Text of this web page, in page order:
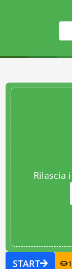
Rilascia
START 1